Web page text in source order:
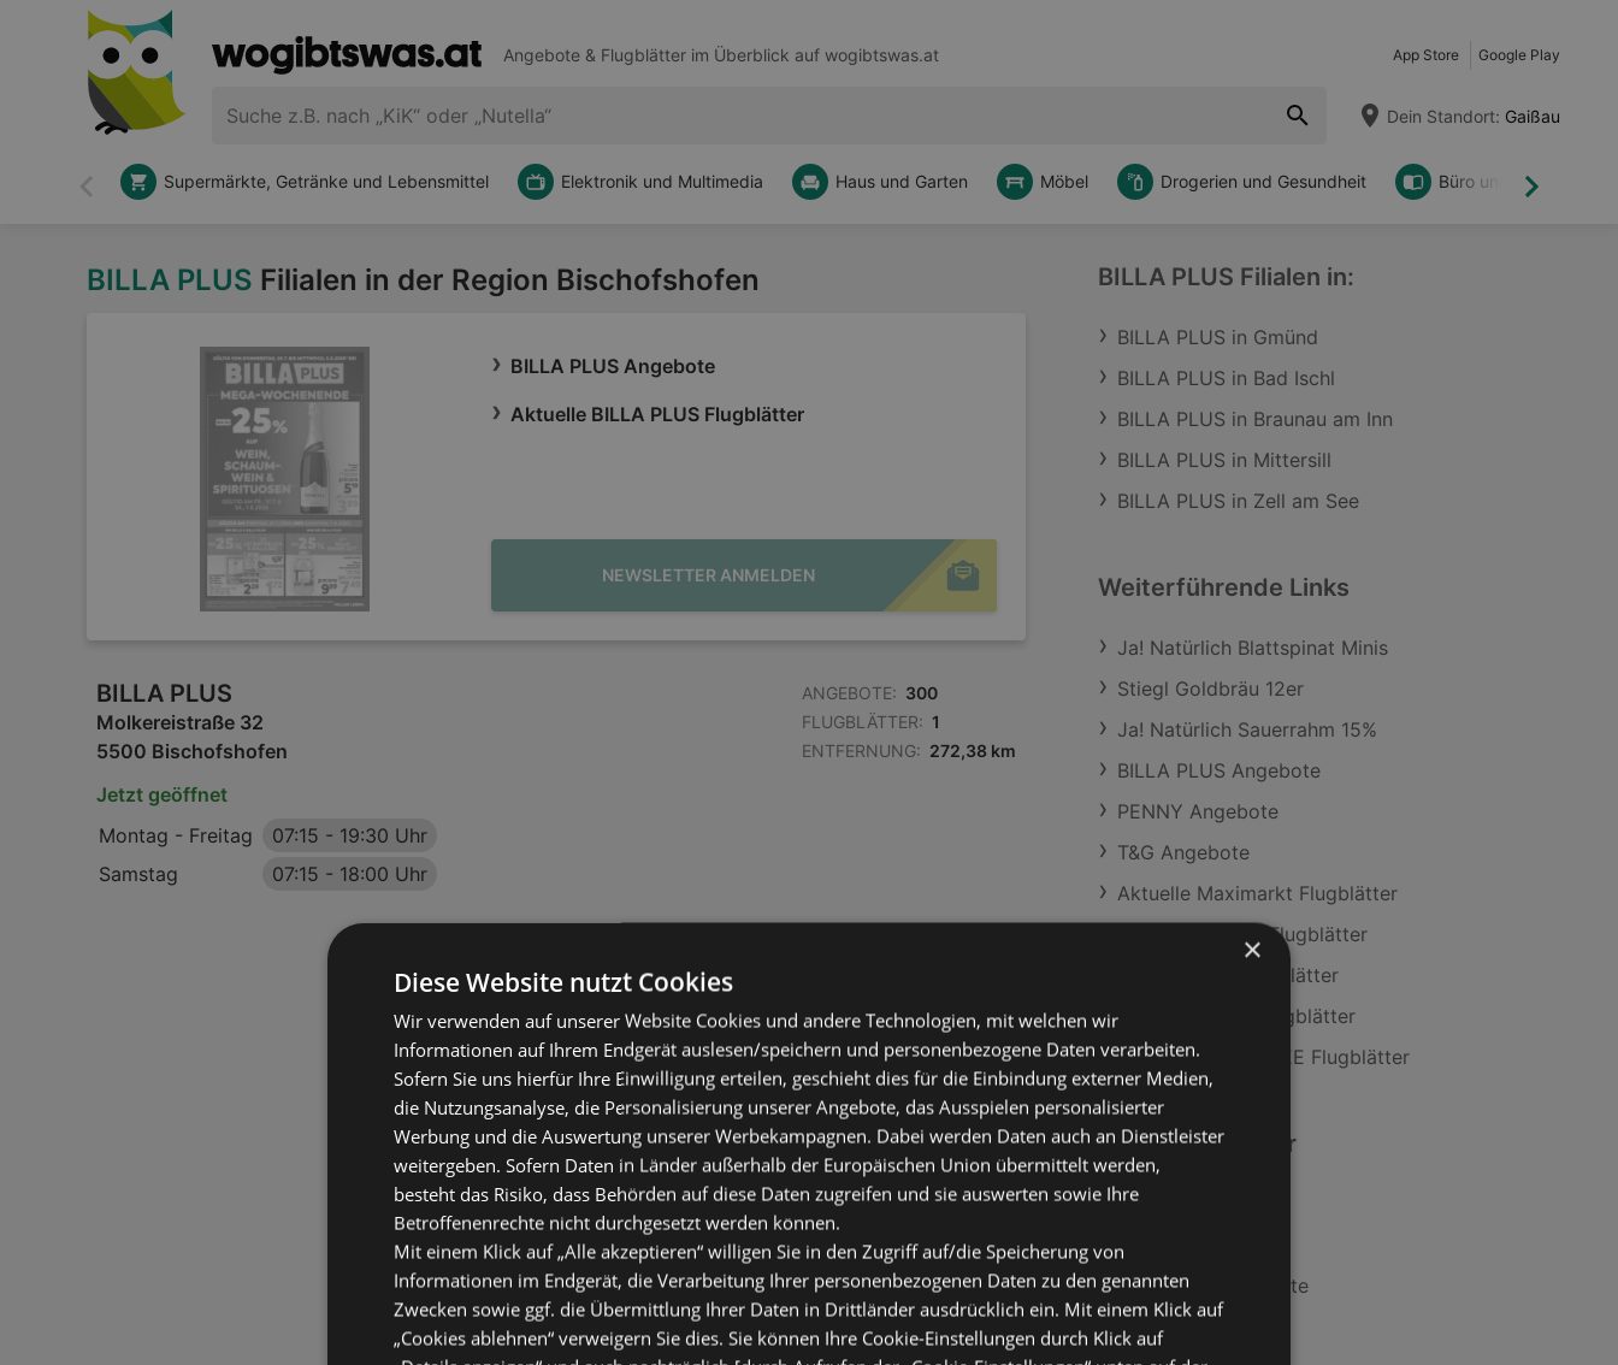
Angebote & Flugblätter im Überblick auf wogibtswas.at App Store Google Play
Dein Standort: Gaißau
Zurück Weiter
Supermärkte, Getränke und Lebensmittel Elektronik und Multimedia Haus und Garten Möbel Drogerien und Gesundheit Büro und DIY
BILLA PLUS Filialen in der Region Bischofshofen
BILLA PLUS Angebote
Aktuelle BILLA PLUS Flugblätter
NEWSLETTER ANMELDEN
BILLA PLUS
Molkereistraße 32
5500 Bischofshofen
ANGEBOTE: 300
FLUGBLÄTTER: 1
ENTFERNUNG: 272,38 km
Jetzt geöffnet
Montag - Freitag
07:15 - 19:30 Uhr
Samstag
07:15 - 18:00 Uhr
BILLA PLUS Filialen in:
BILLA PLUS in Gmünd
BILLA PLUS in Bad Ischl
BILLA PLUS in Braunau am Inn
BILLA PLUS in Mittersill
BILLA PLUS in Zell am See
Weiterführende Links
Ja! Natürlich Blattspinat Minis
Stiegl Goldbräu 12er
Ja! Natürlich Sauerrahm 15%
BILLA PLUS Angebote
PENNY Angebote
T&G Angebote
Aktuelle Maximarkt Flugblätter
Aktuelle PENNY Flugblätter
Aktuelle T&G Flugblätter
Aktuelle ADEG Flugblätter
Aktuelle Travel FREE Flugblätter
Ähnliche Händler
Lidl Angebote
PENNY Angebote
Maximarkt Angebote
ADEG Angebote
×
Diese Website nutzt Cookies
Wir verwenden auf unserer Website Cookies und andere Technologien, mit welchen wir
Informationen auf Ihrem Endgerät auslesen/speichern und personenbezogene Daten verarbeiten.
Sofern Sie uns hierfür Ihre Einwilligung erteilen, geschieht dies für die Einbindung externer Medien,
die Nutzungsanalyse, die Personalisierung unserer Angebote, das Ausspielen personalisierter
Werbung und die Auswertung unserer Werbekampagnen. Dabei werden Daten auch an Dienstleister
weitergeben. Sofern Daten in Länder außerhalb der Europäischen Union übermittelt werden,
besteht das Risiko, dass Behörden auf diese Daten zugreifen und sie auswerten sowie Ihre
Betroffenenrechte nicht durchgesetzt werden können.
Mit einem Klick auf „Alle akzeptieren“ willigen Sie in den Zugriff auf/die Speicherung von
Informationen im Endgerät, die Verarbeitung Ihrer personenbezogenen Daten zu den genannten
Zwecken sowie ggf. die Übermittlung Ihrer Daten in Drittländer ausdrücklich ein. Mit einem Klick auf
„Cookies ablehnen“ verweigern Sie dies. Sie können Ihre Cookie-Einstellungen durch Klick auf